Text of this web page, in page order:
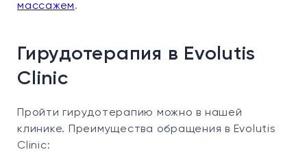
массажем.
Гирудотерапия в Evolutis
Clinic
Пройти гирудотерапию можно в нашей
клинике. Преимущества обращения в Evolutis
Clinic: